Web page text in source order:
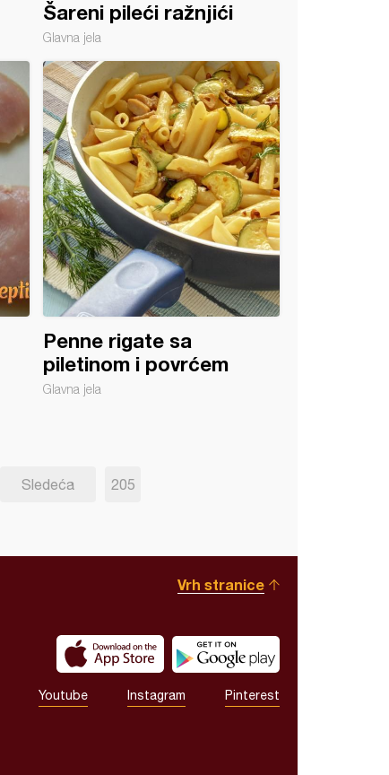
Šareni pileći ražnjići
Glavna jela
Penne rigate sa
piletinom i povrćem
Glavna jela
Sledeća 205
Vrh stranice
Youtube Instagram Pinterest